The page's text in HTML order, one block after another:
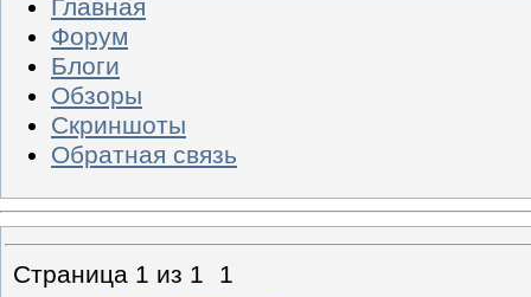
Главная
Форум
Блоги
Обзоры
Скриншоты
Обратная связь
Страница 1 из 1
1